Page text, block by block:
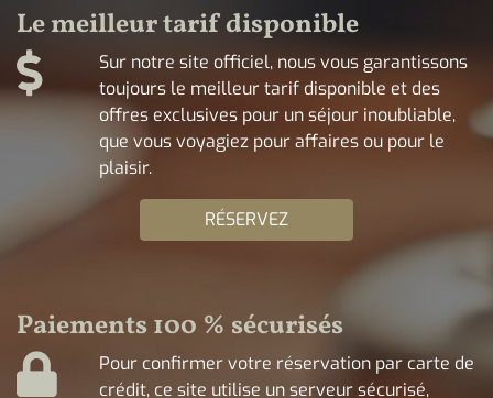
Le meilleur tarif disponible
Sur notre site officiel, nous vous garantissons
toujours le meilleur tarif disponible et des
offres exclusives pour un séjour inoubliable,
que vous voyagiez pour affaires ou pour le
plaisir.
RÉSERVEZ
Paiements 100 % sécurisés
Pour confirmer votre réservation par carte de
crédit, ce site utilise un serveur sécurisé,